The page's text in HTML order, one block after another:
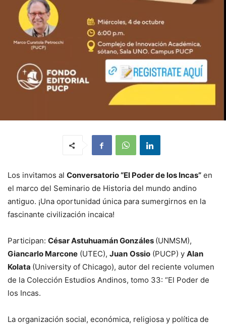
Los invitamos al Conversatorio “El Poder de los Incas” en
el marco del Seminario de Historia del mundo andino
antiguo. ¡Una oportunidad única para sumergirnos en la
fascinante civilización incaica!
Participan: César Astuhuamán Gonzáles (UNMSM),
Giancarlo Marcone (UTEC), Juan Ossio (PUCP) y Alan
Kolata (University of Chicago), autor del reciente volumen
de la Colección Estudios Andinos, tomo 33: “El Poder de
los Incas.
La organización social, económica, religiosa y política de